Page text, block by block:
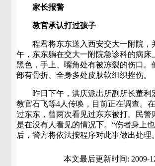
家长报警
教官承认打过孩子
程君将东东送入西安交大一附院，
午，东东躺在交大一附院急诊科的病
黑色，手上、嘴角处有被冻裂的伤口
部有骨折、全身多处皮肤软组织挫伤。
昨日下午，洪庆派出所副所长董利
教官石飞等4人传唤，目前正在调查。
过东东，曾两次看见过东东被打。民
是在没有人看见的情况下。“伤者身上
后，警方将依法按程序对此事做出处理。
本文最后更新时间: